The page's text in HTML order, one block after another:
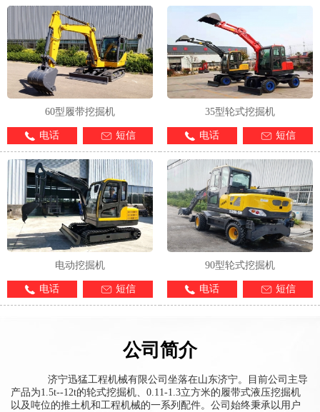
60型履带挖掘机
电话 短信
35型轮式挖掘机
电话 短信
电动挖掘机
电话 短信
90型轮式挖掘机
电话 短信
公司简介
济宁迅猛工程机械有限公司 坐落在山东济宁。目前公司主导
产品为1.5t--12t的轮式挖掘机、0.11-1.3立方米的履带式液压挖掘机
以及吨位的推土机和工程机械的一系列配件。公司始终秉承以用户